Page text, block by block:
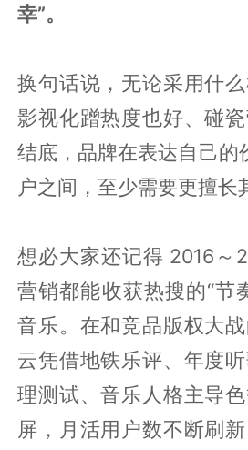
幸”。
换句话说，无论采用什
影视化蹭热度也好、碰
结底，品牌在表达自己的
户之间，至少需要更擅长
想必大家还记得 2016～
营销都能收获热搜的“节
音乐。在和竞品版权大
云凭借地铁乐评、年度
理测试、音乐人格主导
屏，月活用户数不断刷